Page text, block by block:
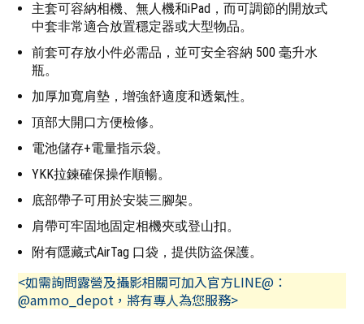
主套可容納相機、無人機和iPad，而可調節的開放式
中套非常適合放置穩定器或大型物品。
前套可存放小件必需品，並可安全容納 500 毫升水
瓶。
加厚加寬肩墊，增強舒適度和透氣性。
頂部大開口方便檢修。
電池儲存+電量指示袋。
YKK拉鍊確保操作順暢。
底部帶子可用於安裝三腳架。
肩帶可牢固地固定相機夾或登山扣。
附有隱藏式AirTag 口袋，提供防盜保護。
<如需詢問露營及攝影相關可加入官方LINE@：
@ammo_depot，將有專人為您服務>